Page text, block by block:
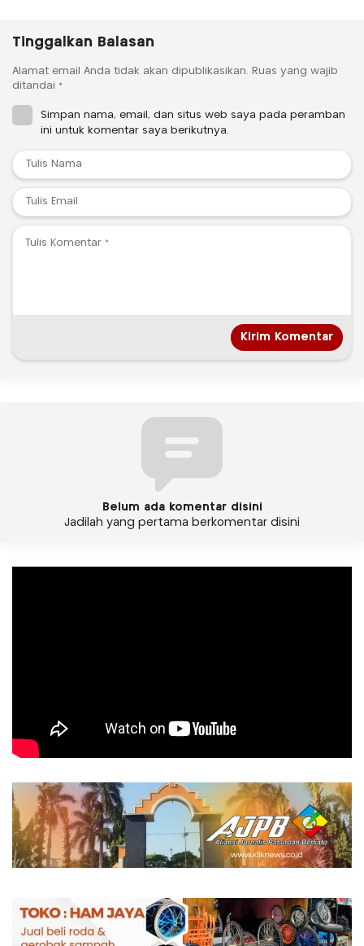
Tinggalkan Balasan
Alamat email Anda tidak akan dipublikasikan. Ruas yang wajib
ditandai *
Simpan nama, email, dan situs web saya pada peramban
ini untuk komentar saya berikutnya.
Belum ada komentar disini
Jadilah yang pertama berkomentar disini